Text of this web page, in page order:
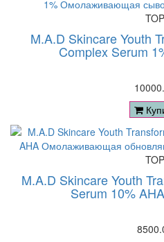
TOP
M.A.D Skincare Youth
Complex Serum
TOP
M.A.D Skincare Youth
Serum 10%